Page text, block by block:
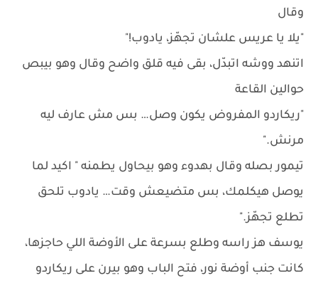
وقال
"يلا يا عريس علشان تجهّز، يادوب!"
اتنهد ووشه اتبدّل، بقى فيه قلق واضح وقال وهو بيبص
حوالين القاعة
"ريكاردو المفروض يكون وصل… بس مش عارف ليه
مرنش."
تيمور بصله وقال بهدوء وهو بيحاول يطمنه " اكيد لما
يوصل هيكلمك، بس متضيعش وقت… يادوب تلحق
تطلع تجهّز."
يوسف هز راسه وطلع بسرعة على الأوضة اللي حاجزها،
كانت جنب أوضة نور، فتح الباب وهو بيرن على ريكاردو